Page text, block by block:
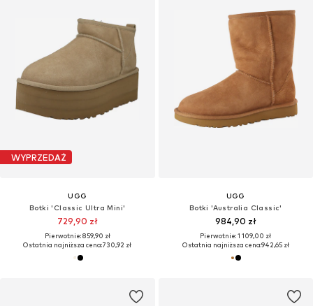
WYPRZEDAŻ
UGG
Botki 'Classic Ultra Mini'
729,90 zł
Pierwotnie: 859,90 zł
Ostatnia najniższa cena:730,92 zł
UGG
Botki 'Australia Classic'
984,90 zł
Pierwotnie: 1 109,00 zł
Ostatnia najniższa cena:942,65 zł